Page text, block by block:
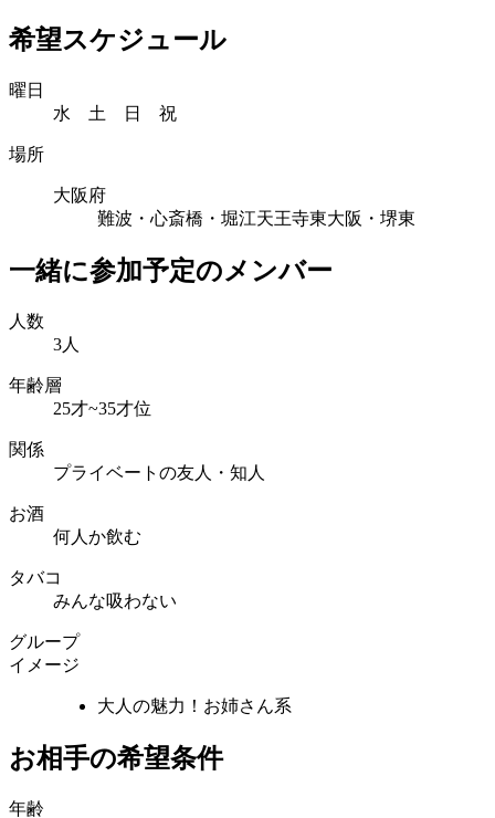
希望スケジュール
曜日
水 土 日 祝
場所
大阪府
難波・心斎橋・堀江天王寺東大阪・堺東
一緒に参加予定のメンバー
人数
3人
年齢層
25才~35才位
関係
プライベートの友人・知人
お酒
何人か飲む
タバコ
みんな吸わない
グループ
イメージ
大人の魅力！お姉さん系
お相手の希望条件
年齢